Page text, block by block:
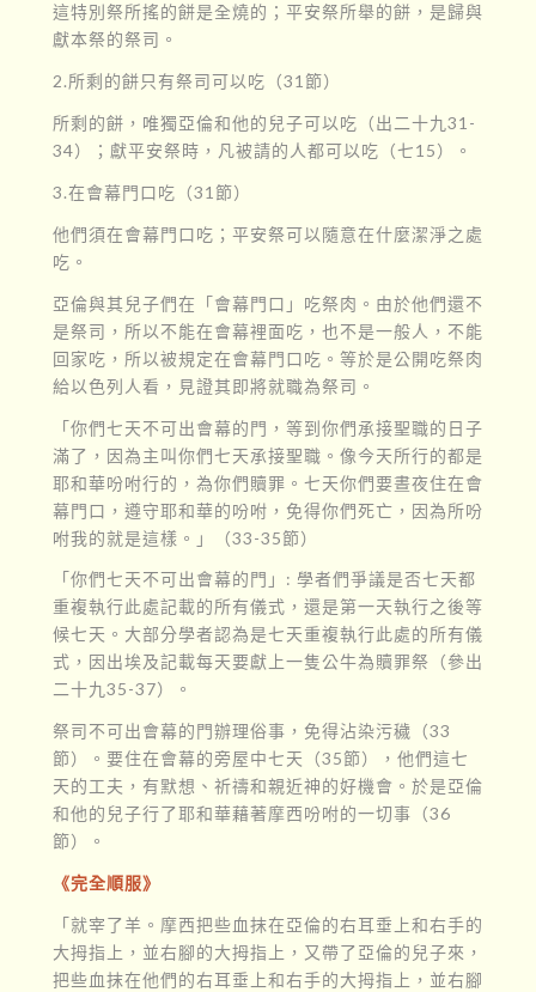
這特別祭所搖的餅是全燒的；平安祭所舉的餅，是歸與
獻本祭的祭司。
2.所剩的餅只有祭司可以吃（31節）
所剩的餅，唯獨亞倫和他的兒子可以吃（出二十九31-
34）；獻平安祭時，凡被請的人都可以吃（七15）。
3.在會幕門口吃（31節）
他們須在會幕門口吃；平安祭可以隨意在什麼潔淨之處
吃。
亞倫與其兒子們在「會幕門口」吃祭肉。由於他們還不
是祭司，所以不能在會幕裡面吃，也不是一般人，不能
回家吃，所以被規定在會幕門口吃。等於是公開吃祭肉
給以色列人看，見證其即將就職為祭司。
「你們七天不可出會幕的門，等到你們承接聖職的日子
滿了，因為主叫你們七天承接聖職。像今天所行的都是
耶和華吩咐行的，為你們贖罪。七天你們要晝夜住在會
幕門口，遵守耶和華的吩咐，免得你們死亡，因為所吩
咐我的就是這樣。」（33-35節）
「你們七天不可出會幕的門」: 學者們爭議是否七天都
重複執行此處記載的所有儀式，還是第一天執行之後等
候七天。大部分學者認為是七天重複執行此處的所有儀
式，因出埃及記載每天要獻上一隻公牛為贖罪祭（參出
二十九35-37）。
祭司不可出會幕的門辦理俗事，免得沾染污穢（33
節）。要住在會幕的旁屋中七天（35節），他們這七
天的工夫，有默想、祈禱和親近神的好機會。於是亞倫
和他的兒子行了耶和華藉著摩西吩咐的一切事（36
節）。
《完全順服》
「就宰了羊。摩西把些血抹在亞倫的右耳垂上和右手的
大拇指上，並右腳的大拇指上，又帶了亞倫的兒子來，
把些血抹在他們的右耳垂上和右手的大拇指上，並右腳